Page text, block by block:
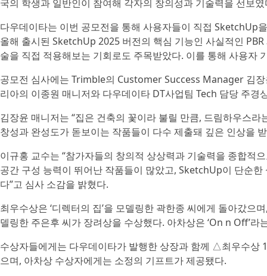
국의 학생과 일반인이 참여해 각자의 창의성과 기술력을 선보였
다우데이타는 이번 공모전을 통해 사용자들이 직접 SketchUp
올해 출시된 SketchUp 2025 버전의 핵심 기능인 사실적인
술을 직접 적용해보는 기회로도 주목받았다. 이를 통해 사용자
공모전 심사에는 Trimble의 Customer Success Manager 김
리아의 이종원 매니저와 다우데이타 DT사업팀 Tech 담당 주경
김장윤 매니저는 “집은 건축의 꽃이라 불릴 만큼, 드림하우스
창성과 완성도가 돋보이는 작품들이 다수 제출돼 깊은 인상을
이규홍 교수는 “참가자들의 창의적 상상력과 기술력을 종합적
공간 구성 능력이 뛰어난 작품들이 많았고, SketchUp이 단순
다”고 심사 소감을 밝혔다.
최우수상은 ‘디렉터의 집’을 모델링한 곽한종 씨에게 돌아갔으
델링한 주은후 씨가 장려상을 수상했다. 아차상은 ‘On n Off’
수상자들에게는 다우데이타가 발행한 상장과 함께 △최우수
으며, 아차상 수상자에게는 소정의 기프트가 제공됐다.